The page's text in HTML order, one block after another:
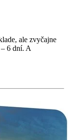
ale zvyčajne
6 dní. A